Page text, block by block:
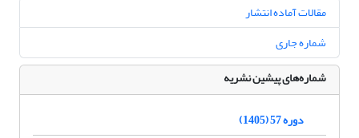
مقالات آماده انتشار
شماره جاری
شماره‌های پیشین نشریه
دوره 57 (1405)